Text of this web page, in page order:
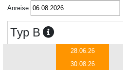
Anreise
Typ B
28.06.26
30.08.26